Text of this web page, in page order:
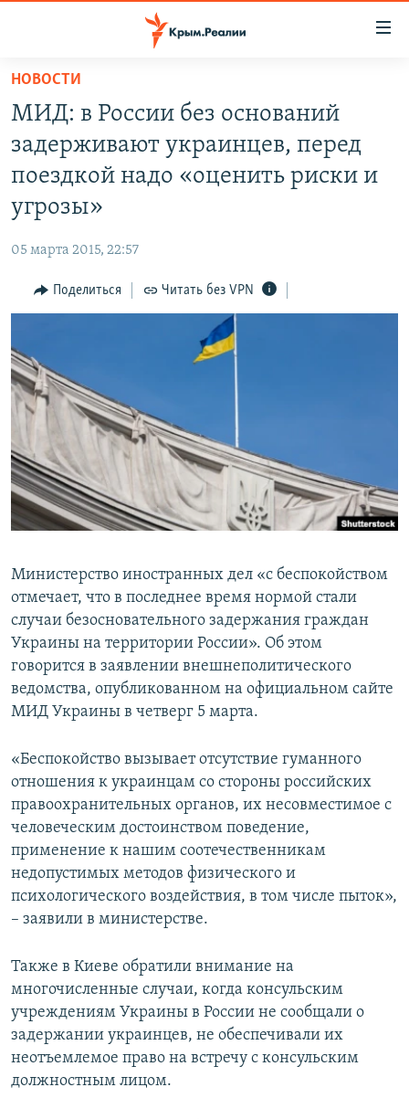
Вернуться
основному
содержанию
Вернутся
главной
Вернутся
поиску
СПЕЦПРОЕКТЫ
ИНТЕРАКТИВ
ИНФОГРАФИКА
СОВЕТЫ ПРАВОЗАЩИТНИКОВ
ПРОПАВШИЕ БЕЗ ВЕСТИ
ПОБЕДИТЕЛЕЙ НЕ СУДЯТ?
КРЫМ.НЕПОКОРЕННЫЙ
ELIFBE
УКРАИНСКАЯ ПРОБЛЕМА КРЫМА
РАДІО СВОБОДА
КАК ОБОЙТИ БЛОКИРОВКУ
Qırımtatar
ПРИСОЕДИНЯЙТЕСЬ!
НОВОСТИ
МИД: в России без оснований
задерживают украинцев, перед
поездкой надо «оценить риски и
угрозы»
05 марта 2015, 22:57
Поделиться Читать без VPN
Министерство иностранных дел «с беспокойством
отмечает, что в последнее время нормой стали
случаи безосновательного задержания граждан
Украины на территории России». Об этом
говорится в заявлении внешнеполитического
ведомства, опубликованном на официальном сайте
МИД Украины в четверг 5 марта.
«Беспокойство вызывает отсутствие гуманного
отношения к украинцам со стороны российских
правоохранительных органов, их несовместимое с
человеческим достоинством поведение,
применение к нашим соотечественникам
недопустимых методов физического и
психологического воздействия, в том числе пыток»,
– заявили в министерстве.
Также в Киеве обратили внимание на
многочисленные случаи, когда консульским
учреждениям Украины в России не сообщали о
задержании украинцев, не обеспечивали их
неотъемлемое право на встречу с консульским
должностным лицом.